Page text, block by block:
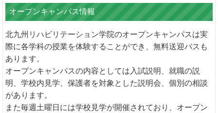
オープンキャンパス情報
北九州リハビリテーション学院のオープンキャンパスは実
際に各学科の授業を体験することができ、無料送迎バスも
あります。
オープンキャンパスの内容としては入試説明、就職の説
明、学校内見学、保護者を対象とした説明会、個別の相談
があります。
また毎週土曜日には学校見学が開催されており、オープン